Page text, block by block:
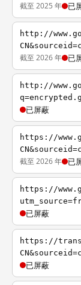
截至 2025 年 已
http://
截至 2026 年 已
http://
已屏蔽
https://
截至 2026 年 已
https://
已屏蔽
https://
已屏蔽